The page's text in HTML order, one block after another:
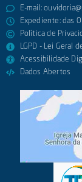
E-mail:
Expediente: das
Política de
LGPD - Lei Geral
Acessibilidade
Dados Abertos